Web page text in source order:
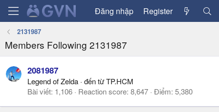
Đăng nhập Register
2131987
Members Following 2131987
2081987
Legend of Zelda · đến từTP.HCM
Bài viết 1,106 Reaction score 8,647 Điểm 5,380